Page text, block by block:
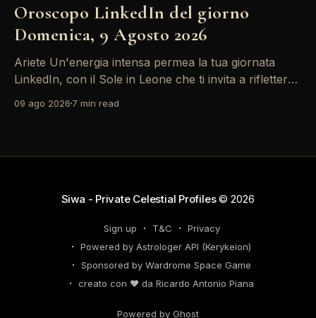
Oroscopo LinkedIn del giorno
Domenica, 9 Agosto 2026
Ariete Un'energia intensa permea la tua giornata
LinkedIn, con il Sole in Leone che ti invita a riflettere
dalla Luna in Gemelli, possono generare interazioni
09 ago 2026 7 min read
Siwa - Private Celestial Profiles© 2026
Sign up T&C
Privacy
Powered by Astrologer API (Kerykeion)
Sponsored by Wardrome Space Game
creato con ❤️ da Ricardo Antonio Piana
Powered by Ghost